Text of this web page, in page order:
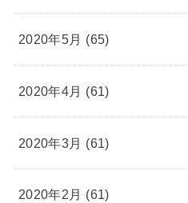
2020年5月 (65)
2020年4月 (61)
2020年3月 (61)
2020年2月 (61)